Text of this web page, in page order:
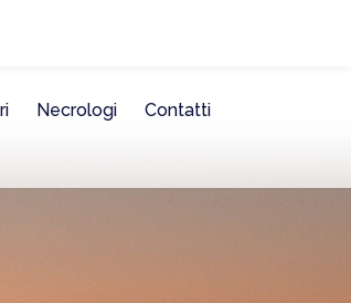
con professionalità e umanità.
Necrologi Contatti